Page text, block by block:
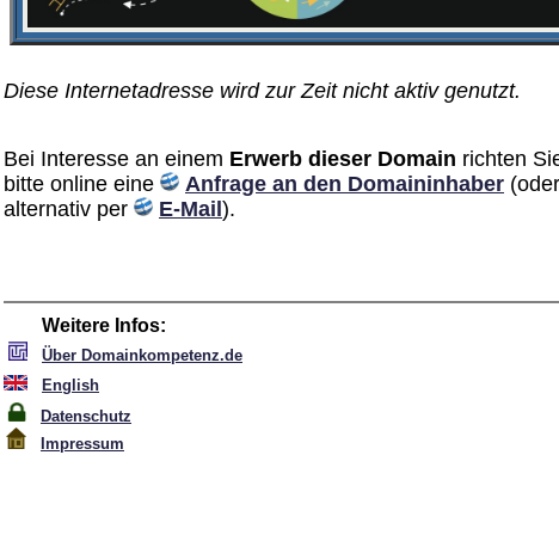
Diese Internetadresse wird zur Zeit nicht aktiv genutzt.
Bei Interesse an einem Erwerb dieser Domain richten
bitte online eine
Anfrage an den Domain­inhaber (oder
alternativ per
E-Mail ).
Weitere Infos:
Über Domainkompetenz.de
English
Datenschutz
Impressum